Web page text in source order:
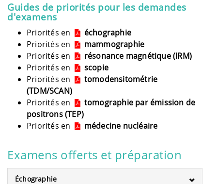
Guides de priorités pour les demandes
d'examens
Priorités en
échographie
Priorités en
mammographie
Priorités en
résonance magnétique (IRM)
Priorités en
scopie
Priorités en
tomodensitométrie
(TDM/SCAN)
Priorités en
tomographie par émission de
positrons (TEP)
Priorités en
médecine nucléaire
Examens offerts et préparation
Échographie